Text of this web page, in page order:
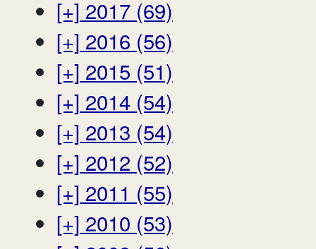
[+] 2017 (69)
[+] 2016 (56)
[+] 2015 (51)
[+] 2014 (54)
[+] 2013 (54)
[+] 2012 (52)
[+] 2011 (55)
[+] 2010 (53)